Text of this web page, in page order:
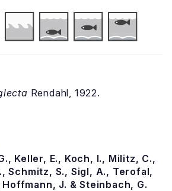
Rendahl, 1922.
Keller, E., Koch, I., Militz, C.,
Schmitz, S., Sigl, A., Terofal,
Hoffmann, J. & Steinbach, G.